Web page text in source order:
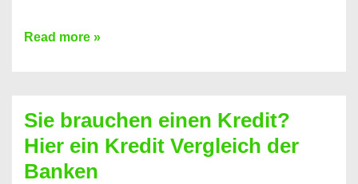
Brauchen
Summe
Geld?
Hier
Read more »
Sie brauchen einen Kredit?
Hier ein Kredit Vergleich der
Banken